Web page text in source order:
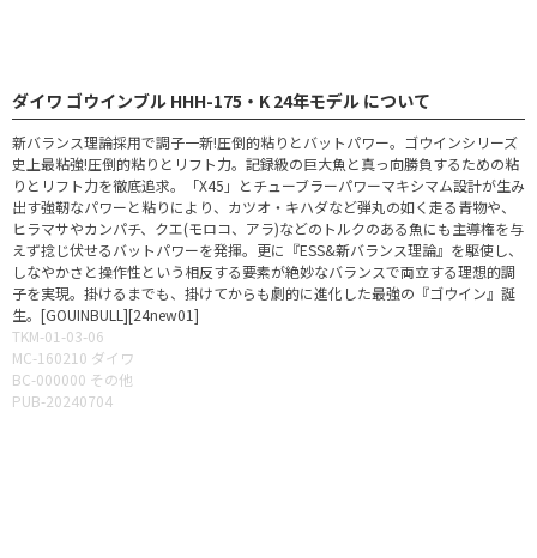
ダイワ ゴウインブル HHH-175・K 24年モデル について
新バランス理論採用で調子一新!圧倒的粘りとバットパワー。ゴウインシリーズ
史上最粘強!圧倒的粘りとリフト力。記録級の巨大魚と真っ向勝負するための粘
りとリフト力を徹底追求。「X45」とチューブラーパワーマキシマム設計が生み
出す強靭なパワーと粘りにより、カツオ・キハダなど弾丸の如く走る青物や、
ヒラマサやカンパチ、クエ(モロコ、アラ)などのトルクのある魚にも主導権を与
えず捻じ伏せるバットパワーを発揮。更に『ESS&新バランス理論』を駆使し、
しなやかさと操作性という相反する要素が絶妙なバランスで両立する理想的調
子を実現。掛けるまでも、掛けてからも劇的に進化した最強の『ゴウイン』誕
生。[GOUINBULL][24new01]
TKM-01-03-06
MC-160210 ダイワ
BC-000000 その他
PUB-20240704